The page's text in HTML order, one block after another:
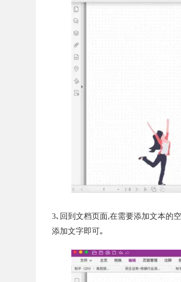
3､回到文档页面,在需要添加文本的
添加文字即可｡